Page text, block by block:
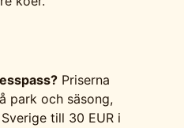
Priserna
park och säsong,
till 30 EUR i